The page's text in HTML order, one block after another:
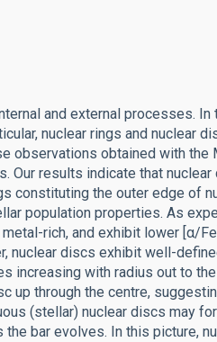
and external processes. In
nuclear rings and nuclear
observations obtained with the
Our results indicate that nuclear
constituting the outer edge of
population properties. As
rich, and exhibit lower [α/
nuclear discs exhibit well-
increasing with radius out to the
up through the centre,
(stellar) nuclear discs may
bar evolves. In this picture,